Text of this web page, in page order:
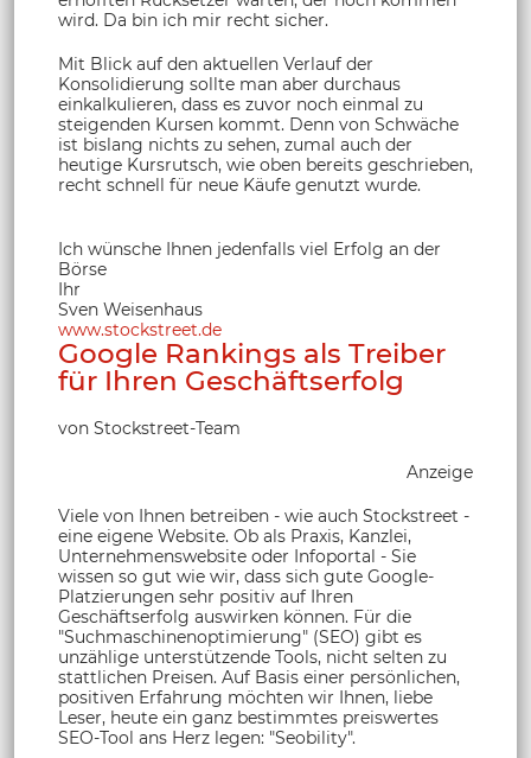
wird. Da bin ich mir recht sicher.
Mit Blick auf den aktuellen Verlauf der
Konsolidierung sollte man aber durchaus
einkalkulieren, dass es zuvor noch einmal zu
steigenden Kursen kommt. Denn von Schwäche
ist bislang nichts zu sehen, zumal auch der
heutige Kursrutsch, wie oben bereits geschrieben,
recht schnell für neue Käufe genutzt wurde.
Ich wünsche Ihnen jedenfalls viel Erfolg an der
Börse
Ihr
Sven Weisenhaus
www.stockstreet.de
Google Rankings als Treiber
für Ihren Geschäftserfolg
von Stockstreet-Team
Anzeige
Viele von Ihnen betreiben - wie auch Stockstreet -
eine eigene Website. Ob als Praxis, Kanzlei,
Unternehmenswebsite oder Infoportal - Sie
wissen so gut wie wir, dass sich gute Google-
Platzierungen sehr positiv auf Ihren
Geschäftserfolg auswirken können. Für die
"Suchmaschinenoptimierung" (SEO) gibt es
unzählige unterstützende Tools, nicht selten zu
stattlichen Preisen. Auf Basis einer persönlichen,
positiven Erfahrung möchten wir Ihnen, liebe
Leser, heute ein ganz bestimmtes preiswertes
SEO-Tool ans Herz legen: "Seobility".